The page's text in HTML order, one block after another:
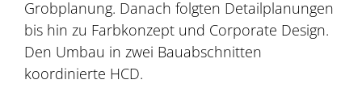
Grobplanung. Danach folgten Detailplanungen
bis hin zu Farbkonzept und Corporate Design.
Den Umbau in zwei Bauabschnitten
koordinierte HCD.